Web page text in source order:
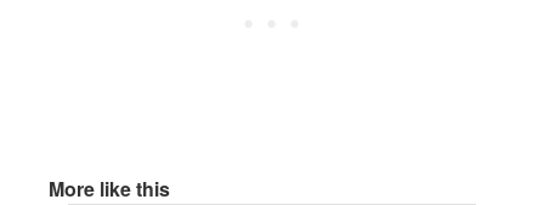
More like this